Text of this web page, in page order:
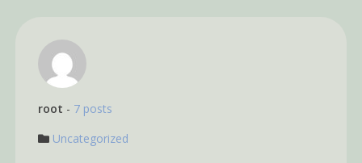
root - 7 posts
Uncategorized